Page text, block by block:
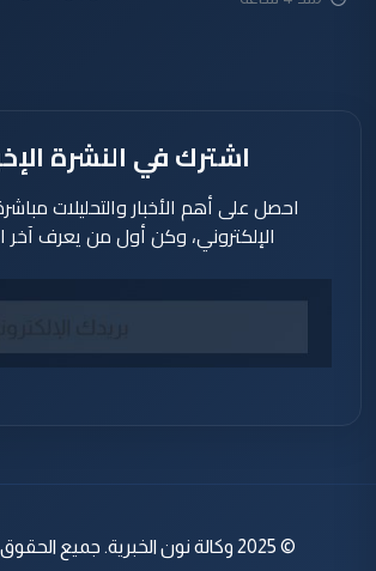
اشترك في النشرة
احصل على أهم الأخبار والتحليلات
الإلكتروني، وكن أول من يعرف آخر
© 2025 وكالة نون الخبرية. جميع الحقوق محفوظة.